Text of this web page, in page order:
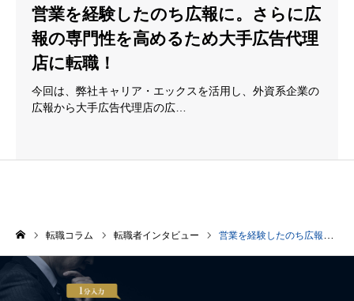
営業を経験したのち広報に。さらに広
報の専門性を高めるため大手広告代理
店に転職！
今回は、弊社キャリア・エックスを活用し、外資系企業の
広報から大手広告代理店の広…
転職コラム 転職者インタビュー 営業を経験したのち広報に。さらに広報の専門性を高めるため大手広告代理店に転職！